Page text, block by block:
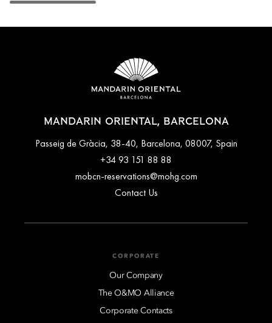
MANDARIN ORIENTAL, BARCELONA
Passeig de Gràcia, 38-40, Barcelona, 08007, Spain
+34 93 151 88 88
mobcn-reservations@mohg.com
Contact Us
CORPORATE
Our Company
The O&MO Alliance
Corporate Contacts